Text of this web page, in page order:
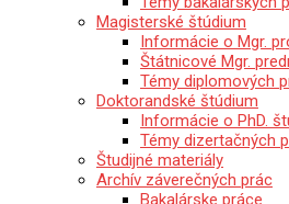
Magisterské štúdium
Informácie o Mgr.
Štátnicové Mgr.
Témy diplomových
Doktorandské štúdium
Informácie o PhD.
Témy dizertačných
Študijné materiály
Archív záverečných prác
Bakalárske práce